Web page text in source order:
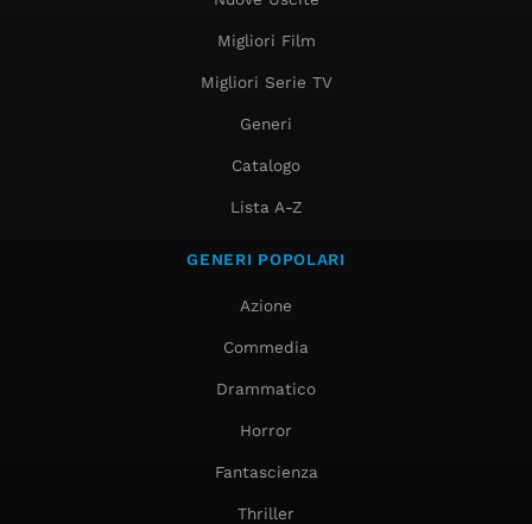
Migliori Film
Migliori Serie TV
Generi
Catalogo
Lista A-Z
GENERI POPOLARI
Azione
Commedia
Drammatico
Horror
Fantascienza
Thriller